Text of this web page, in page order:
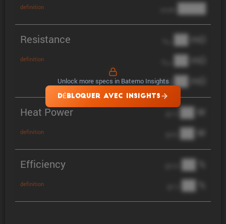
definition ████
Resistance
definition
██ mΩ
██ mΩ
DCIR ██ mΩ
Heat Power
definition
██ W
██ W
Efficiency
definition
██ %
██ %
Unlock more specs in Batemo Insights
DÉBLOQUER AVEC INSIGHTS